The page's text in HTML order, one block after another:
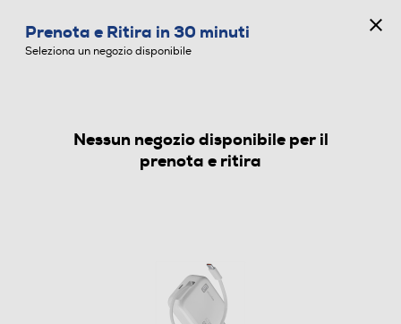
VARIE INFORMATICA
Prenota e Ritira in 30 minuti
Seleziona un negozio disponibile
Nessun negozio disponibile per il
prenota e ritira